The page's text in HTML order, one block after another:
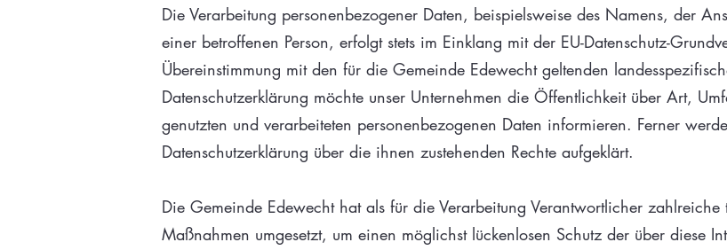
Die Verarbeitung personenbezogener Daten, beispielsweise des Namens, der
einer betroffenen Person, erfolgt stets im Einklang mit der EU-Datenschutz-
Übereinstimmung mit den für die Gemeinde Edewecht geltenden
Datenschutzerklärung möchte unser Unternehmen die Öffentlichkeit über Art,
genutzten und verarbeiteten personenbezogenen Daten informieren. Ferner
Datenschutzerklärung über die ihnen zustehenden Rechte aufgeklärt.
Die Gemeinde Edewecht hat als für die Verarbeitung Verantwortlicher
Maßnahmen umgesetzt, um einen möglichst lückenlosen Schutz der über diese